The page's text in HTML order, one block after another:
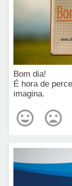
Bom dia!
É hora de
imagina.